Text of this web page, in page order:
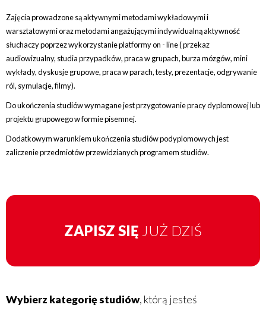
Zajęcia prowadzone są aktywnymi metodami wykładowymi i
warsztatowymi oraz metodami angażującymi indywidualną aktywność
słuchaczy poprzez wykorzystanie platformy on - line (przekaz
audiowizualny, studia przypadków, praca w grupach, burza mózgów, mini
wykłady, dyskusje grupowe, praca w parach, testy, prezentacje, odgrywanie
ról, symulacje, filmy).
Do ukończenia studiów wymagane jest przygotowanie pracy dyplomowej lub
projektu grupowego w formie pisemnej.
Dodatkowym warunkiem ukończenia studiów podyplomowych jest
zaliczenie przedmiotów przewidzianych programem studiów.
ZAPISZ SIĘ JUŻ DZIŚ
Wybierz kategorię studiów, którą jesteś